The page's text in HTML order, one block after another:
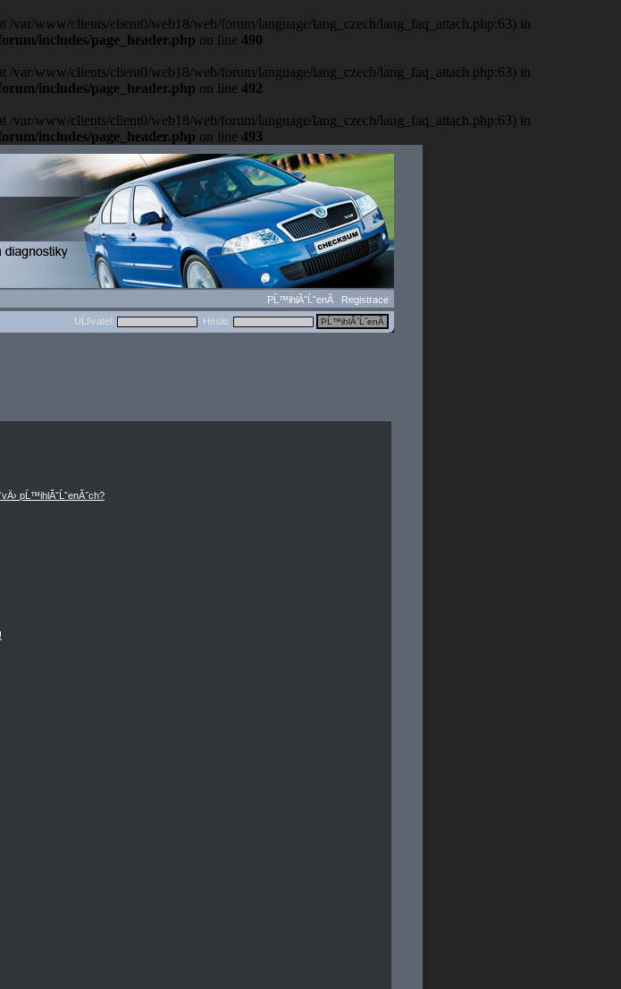
/var/www/clients/client0/web18/web/forum/language/lang_czech/lang_faq_attach.php:63) in
includes/page_header.php on line 490
/var/www/clients/client0/web18/web/forum/language/lang_czech/lang_faq_attach.php:63) in
includes/page_header.php on line 492
/var/www/clients/client0/web18/web/forum/language/lang_czech/lang_faq_attach.php:63) in
includes/page_header.php on line 493
PĹ™ihlĂˇĹˇenĂ­
Registrace
UĹľivatel:
Heslo:
pĹ™ihlĂˇĹˇenĂ˝ch?